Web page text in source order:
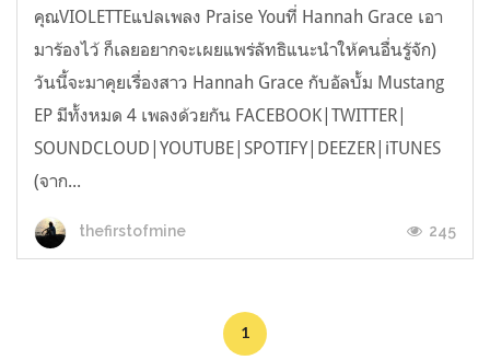
คุณVIOLETTEแปลเพลง Praise Youที่ Hannah Grace เอา
มาร้องไว้ ก็เลยอยากจะเผยแพร่ลัทธิแนะนำให้คนอื่นรู้จัก)
วันนี้จะมาคุยเรื่องสาว Hannah Grace กับอัลบั้ม Mustang
EP มีทั้งหมด 4 เพลงด้วยกัน FACEBOOK|TWITTER|
SOUNDCLOUD|YOUTUBE|SPOTIFY|DEEZER|iTUNES
(จาก...
thefirstofmine 245
1